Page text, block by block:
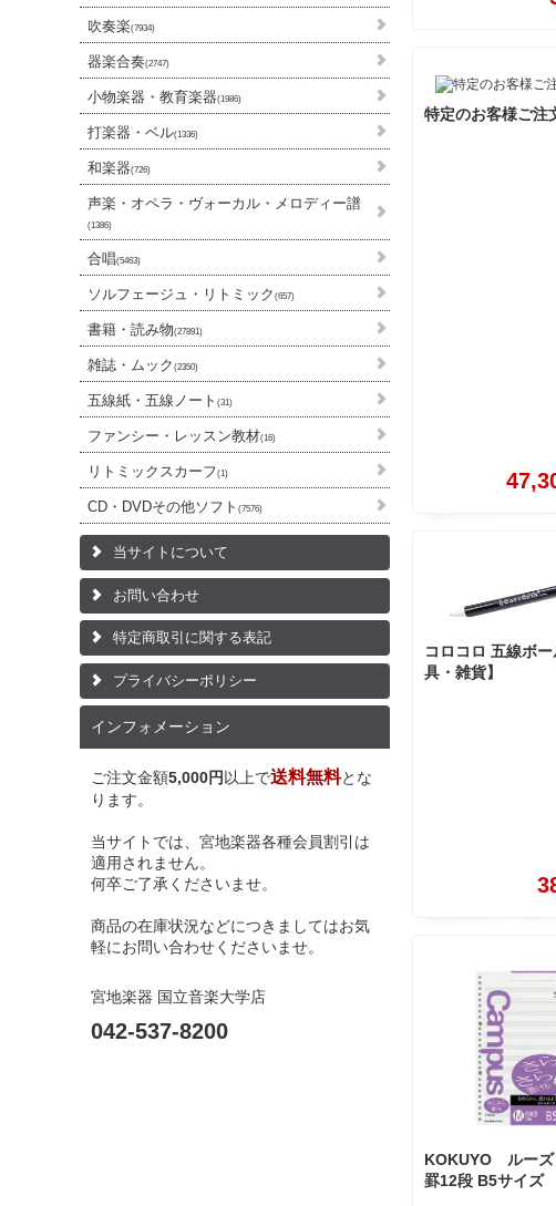
吹奏楽(7934)
器楽合奏(2747)
小物楽器・教育楽器(1986)
打楽器・ベル(1336)
和楽器(726)
声楽・オペラ・ヴォーカル・メロディー譜
(1386)
合唱(5463)
ソルフェージュ・リトミック (657)
書籍・読み物(27891)
雑誌・ムック (2350)
五線紙・五線ノート (31)
ファンシー・レッスン教材(16)
リトミックスカーフ(1)
CD・DVDその他ソフト (7576)
当サイトについて
お問い合わせ
特定商取引に関する表記
プライバシーポリシー
インフォメーション
ご注文金額5,000円 以上で送料無料とな
ります。
当サイトでは、宮地楽器各種会員割引は
適用されません。
何卒ご了承くださいませ。
商品の在庫状況などにつきましてはお気
軽にお問い合わせくださいませ。
宮地楽器 国立音楽大学店
042-537-8200
特定のお客様ご注
コロコロ 五線ボ
具・雑貨】
KOKUYO ルーズ
罫12段 B5サイズ